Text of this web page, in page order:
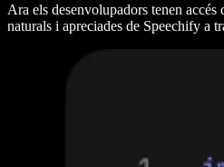
Ara els desenvolupadors tenen accés
naturals i apreciades de Speechify a